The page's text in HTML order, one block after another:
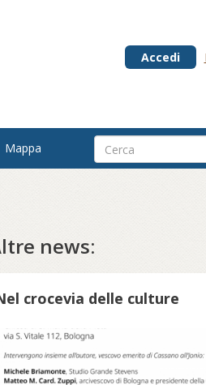
Accedi
Mappa
news:
crocevia delle culture